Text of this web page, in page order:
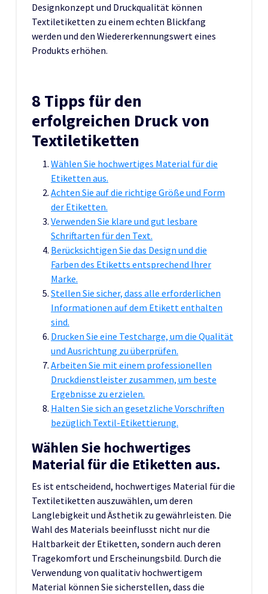
Designkonzept und Druckqualität können
Textiletiketten zu einem echten Blickfang
werden und den Wiedererkennungswert eines
Produkts erhöhen.
8 Tipps für den
erfolgreichen Druck von
Textiletiketten
Wählen Sie hochwertiges Material für die
Etiketten aus.
Achten Sie auf die richtige Größe und Form
der Etiketten.
Verwenden Sie klare und gut lesbare
Schriftarten für den Text.
Berücksichtigen Sie das Design und die
Farben des Etiketts entsprechend Ihrer
Marke.
Stellen Sie sicher, dass alle erforderlichen
Informationen auf dem Etikett enthalten
sind.
Drucken Sie eine Testcharge, um die Qualität
und Ausrichtung zu überprüfen.
Arbeiten Sie mit einem professionellen
Druckdienstleister zusammen, um beste
Ergebnisse zu erzielen.
Halten Sie sich an gesetzliche Vorschriften
bezüglich Textil-Etikettierung.
Wählen Sie hochwertiges
Material für die Etiketten aus.
Es ist entscheidend, hochwertiges Material für die
Textiletiketten auszuwählen, um deren
Langlebigkeit und Ästhetik zu gewährleisten. Die
Wahl des Materials beeinflusst nicht nur die
Haltbarkeit der Etiketten, sondern auch deren
Tragekomfort und Erscheinungsbild. Durch die
Verwendung von qualitativ hochwertigem
Material können Sie sicherstellen, dass die